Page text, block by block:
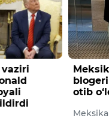
vaziri
otib